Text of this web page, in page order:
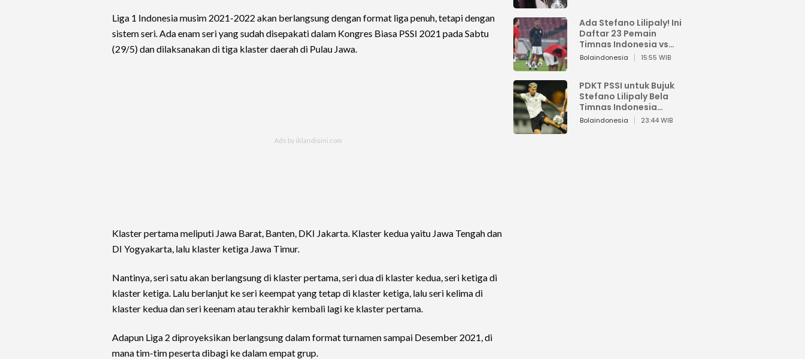
Liga 1 Indonesia musim 2021-2022 akan berlangsung dengan format liga penuh, tetapi dengan
sistem seri. Ada enam seri yang sudah disepakati dalam Kongres Biasa PSSI 2021 pada Sabtu
(29/5) dan dilaksanakan di tiga klaster daerah di Pulau Jawa.
Klaster pertama meliputi Jawa Barat, Banten, DKI Jakarta. Klaster kedua yaitu Jawa Tengah dan
DI Yogyakarta, lalu klaster ketiga Jawa Timur.
Nantinya, seri satu akan berlangsung di klaster pertama, seri dua di klaster kedua, seri ketiga di
klaster ketiga. Lalu berlanjut ke seri keempat yang tetap di klaster ketiga, lalu seri kelima di
klaster kedua dan seri keenam atau terakhir kembali lagi ke klaster pertama.
Adapun Liga 2 diproyeksikan berlangsung dalam format turnamen sampai Desember 2021, di
mana tim-tim peserta dibagi ke dalam empat grup.
Ada Stefano Lilipaly! Ini
Daftar 23 Pemain
Timnas Indonesia vs
China
Bolaindonesia 15:55 WIB
PDKT PSSI untuk Bujuk
Stefano Lilipaly Bela
Timnas Indonesia
Berakhir Berantakan
Bolaindonesia 23:44 WIB